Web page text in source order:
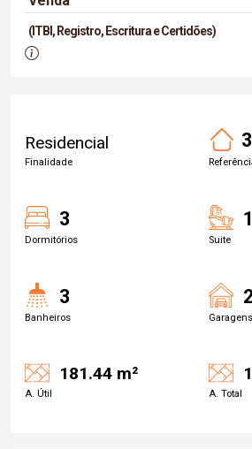
(ITBI, Registro, Escritura e Certidões)
Residencial
Finalidade
3
Dormitórios
1
Suite
3
Banheiros Garagens
181.44 m²
A. Útil A. Total